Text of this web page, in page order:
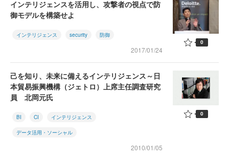
インテリジェンスを活用し、攻撃者の視点で防
御モデルを構築せよ
インテリジェンス security 防御
2017/01/24
0
己を知り、未来に備えるインテリジェンス～日
本貿易振興機構（ジェトロ）上席主任調査研究
員 北岡元氏
BI CI インテリジェンス
データ活用・ソーシャル
2010/01/05
0